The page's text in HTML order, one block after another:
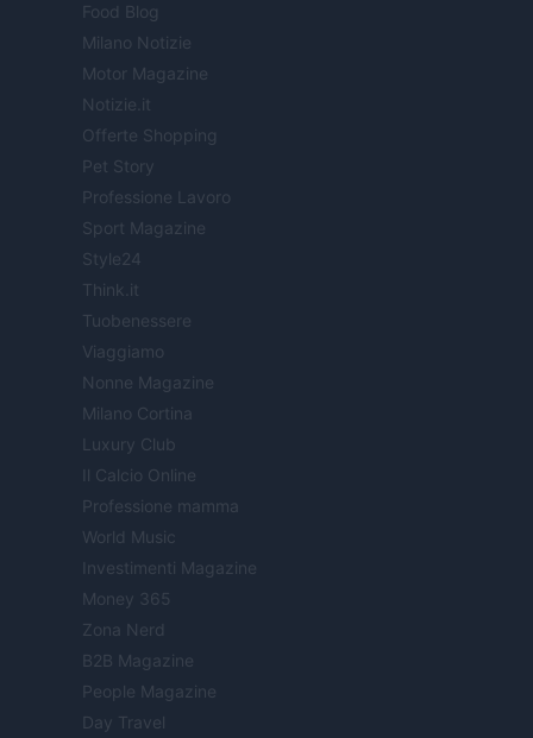
Food Blog
Milano Notizie
Motor Magazine
Notizie.it
Offerte Shopping
Pet Story
Professione Lavoro
Sport Magazine
Style24
Think.it
Tuobenessere
Viaggiamo
Nonne Magazine
Milano Cortina
Luxury Club
Il Calcio Online
Professione mamma
World Music
Investimenti Magazine
Money 365
Zona Nerd
B2B Magazine
People Magazine
Day Travel